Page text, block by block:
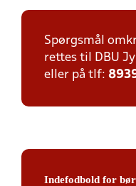
Spørgsmål
rettes til DBU
eller på tlf:
Indefodbold for